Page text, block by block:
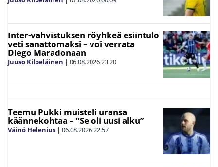
Inter-vahvistuksen röyhkeä esiintulo
veti sanattomaksi – voi verrata
Diego Maradonaan
Juuso Kilpeläinen | 06.08.202623:20
Teemu Pukki muisteli uransa
käännekohtaa – ”Se oli uusi alku”
Väinö Helenius | 06.08.202622:57